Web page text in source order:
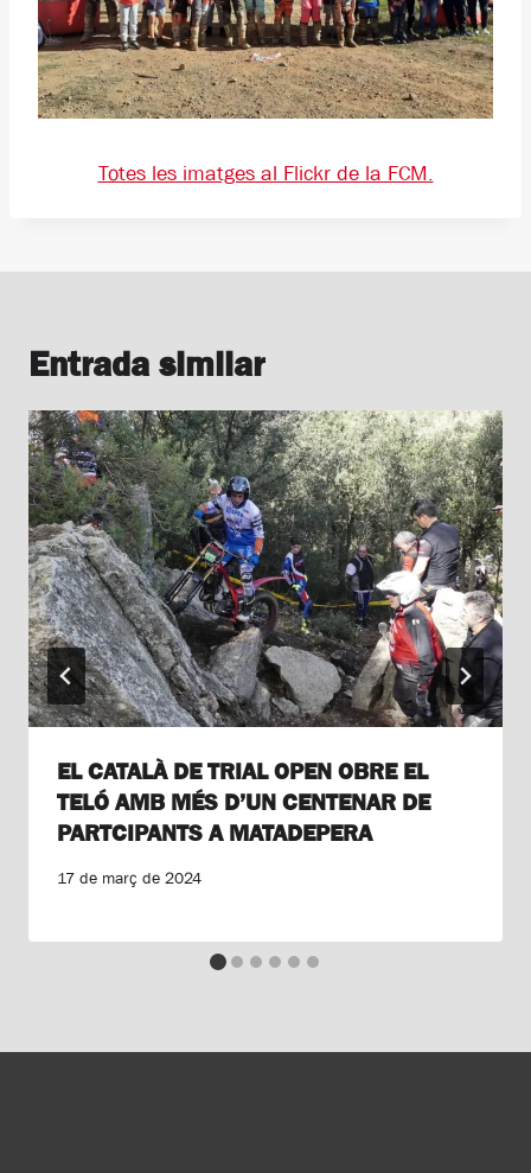
Totes les imatges al Flickr de la FCM.
Entrada similar
EL CATALÀ DE TRIAL OPEN OBRE EL
TELÓ AMB MÉS D’UN CENTENAR DE
PARTCIPANTS A MATADEPERA
17 de març de 2024